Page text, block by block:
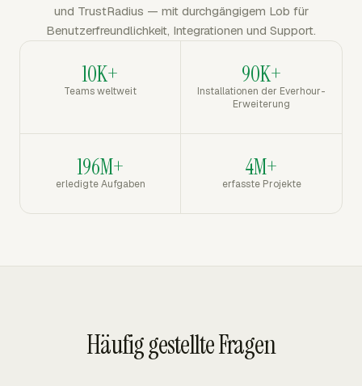
und TrustRadius — mit durchgängigem Lob für
Benutzerfreundlichkeit, Integrationen und Support.
10K+
Teams weltweit
90K+
Installationen der Everhour-
Erweiterung
196M+
erledigte Aufgaben
4M+
erfasste Projekte
Häufig gestellte Fragen